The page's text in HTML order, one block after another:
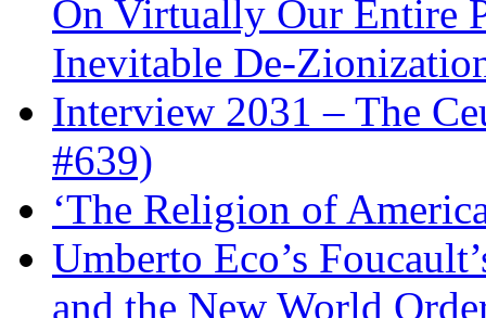
On Virtually Our Entire
Inevitable De-
Interview 2031 – The
#639)
‘The Religion of
Umberto Eco’s
and the New World